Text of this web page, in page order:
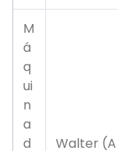
M
á
q
ui
n
a
d
Walter